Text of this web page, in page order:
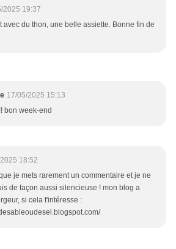
2025 19:37
avec du thon, une belle assiette. Bonne fin de
17/05/2025 15:13
bon week-end
18:52
je mets rarement un commentaire et je ne
de façon aussi silencieuse ! mon blog a
si cela t'intéresse :